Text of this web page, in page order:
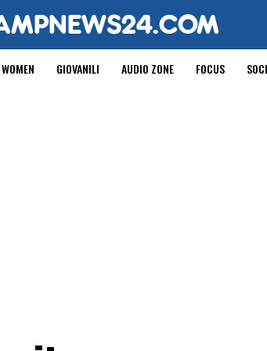
WOMEN GIOVANILI AUDIO ZONE FOCUS